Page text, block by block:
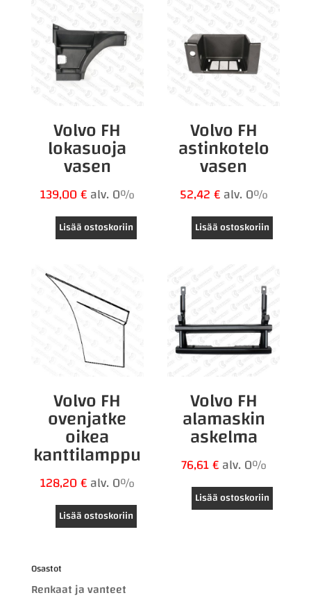
Volvo FH
lokasuoja
vasen
139,00€alv. 0%
Lisää ostoskoriin
Volvo FH
astinkotelo
vasen
52,42€alv. 0%
Lisää ostoskoriin
Volvo FH
ovenjatke
oikea
kanttilamppu
128,20€alv. 0%
Lisää ostoskoriin
Volvo FH
alamaskin
askelma
76,61€alv. 0%
Lisää ostoskoriin
Osastot
Renkaat ja vanteet